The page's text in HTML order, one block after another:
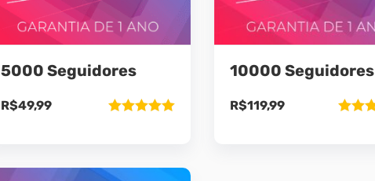
5000 Seguidores
R$49,99
10000 Seguidores
R$119,99